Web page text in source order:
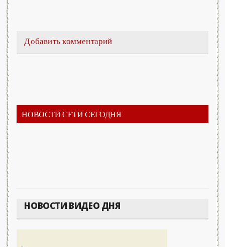
Добавить комментарий
НОВОСТИ СЕТИ СЕГОДНЯ
НОВОСТИ ВИДЕО ДНЯ